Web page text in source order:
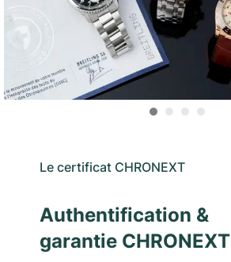
Le certificat CHRONEXT
Authentification &
garantie CHRONEXT